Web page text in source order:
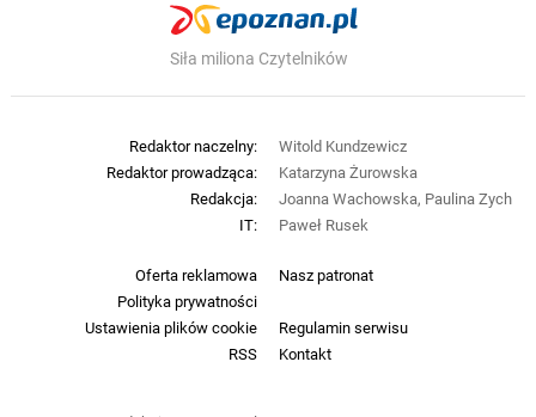
Siła miliona Czytelników
Oferta reklamowa
Nasz patronat
Polityka prywatności
Ustawienia plików cookie
Regulamin serwisu
RSS
Kontakt
Redaktor naczelny:
Witold Kundzewicz
Redaktor prowadząca:
Katarzyna Żurowska
Redakcja:
Joanna Wachowska, Paulina Zych
IT:
Paweł Rusek